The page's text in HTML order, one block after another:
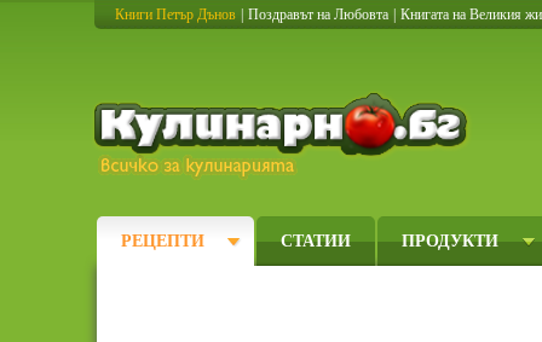
Книги Петър Дънов Поздравът на Любовта Книгата на Великия
РЕЦЕПТИ СТАТИИ ПРОДУКТИ